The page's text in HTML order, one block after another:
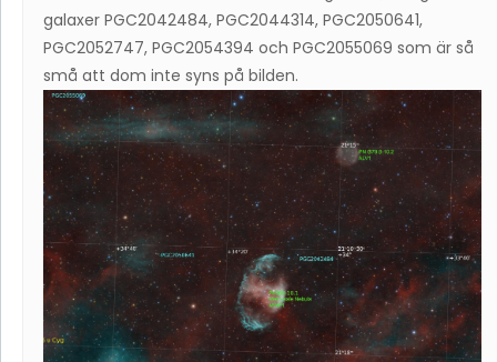
galaxer PGC2042484, PGC2044314, PGC2050641,
PGC2052747, PGC2054394 och PGC2055069 som är så
små att dom inte syns på bilden.